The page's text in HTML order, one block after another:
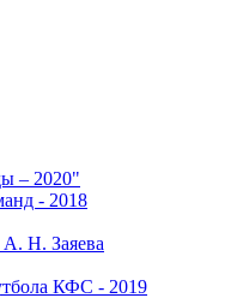
– 2020"
- 2018
Н. Заяева
КФС - 2019